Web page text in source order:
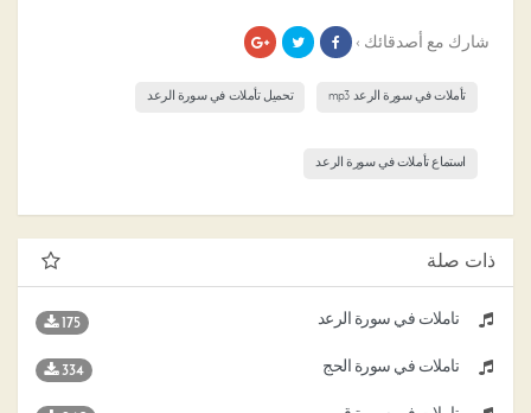
شارك مع أصدقائك ›
تأملات في سورة الرعد mp3 تحميل تأملات في سورة الرعد
استماع تأملات في سورة الرعد
ذات صلة
تأملات في سورة الرعد 175
تأملات في سورة الحج 334